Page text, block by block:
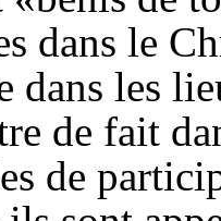
dans le
dans les
de fait
de